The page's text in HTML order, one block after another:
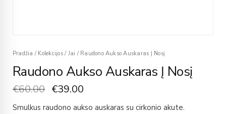
Pradžia / Kolekcijos / Jai /Raudono Aukso Auskaras Į Nosį
Raudono Aukso Auskaras Į Nosį
€60.00 €39.00
Smulkus raudono aukso auskaras su cirkonio akute.